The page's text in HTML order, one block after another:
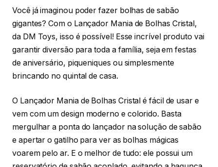
Você já imaginou poder fazer bolhas de sabão
gigantes? Com o Lançador Mania de Bolhas Cristal,
da DM Toys, isso é possível! Esse incrível produto vai
garantir diversão para toda a família, seja em festas
de aniversário, piqueniques ou simplesmente
brincando no quintal de casa.
O Lançador Mania de Bolhas Cristal é fácil de usar e
vem com um design moderno e colorido. Basta
mergulhar a ponta do lançador na solução de sabão
e apertar o gatilho para ver as bolhas mágicas
voarem pelo ar. E o melhor de tudo: ele possui um